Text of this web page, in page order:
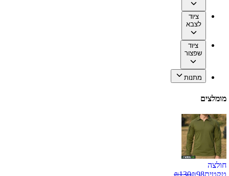
ציוד
לצבא
ציוד
שפצור
מתנות
מומלצים
חולצה
טקטית
₪98
₪130